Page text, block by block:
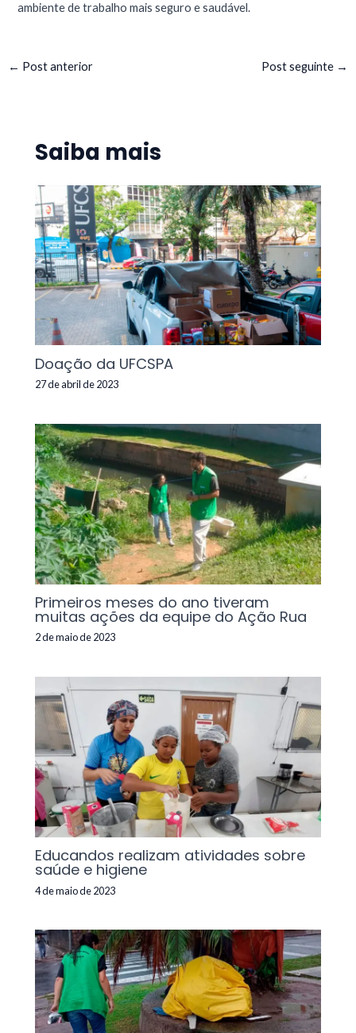
ambiente de trabalho mais seguro e saudável.
← Post anterior Post seguinte →
Saiba mais
Doação da UFCSPA
27 de abril de 2023
Primeiros meses do ano tiveram
muitas ações da equipe do Ação Rua
2 de maio de 2023
Educandos realizam atividades sobre
saúde e higiene
4 de maio de 2023